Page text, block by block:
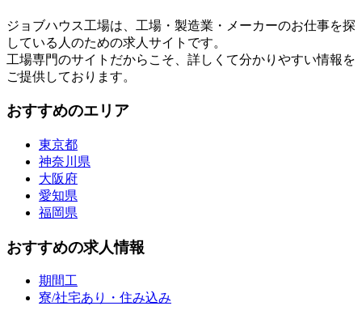
ジョブハウス工場は、工場・製造業・メーカーのお仕事を探
している人のための求人サイトです。
工場専門のサイトだからこそ、詳しくて分かりやすい情報を
ご提供しております。
おすすめのエリア
東京都
神奈川県
大阪府
愛知県
福岡県
おすすめの求人情報
期間工
寮/社宅あり・住み込み